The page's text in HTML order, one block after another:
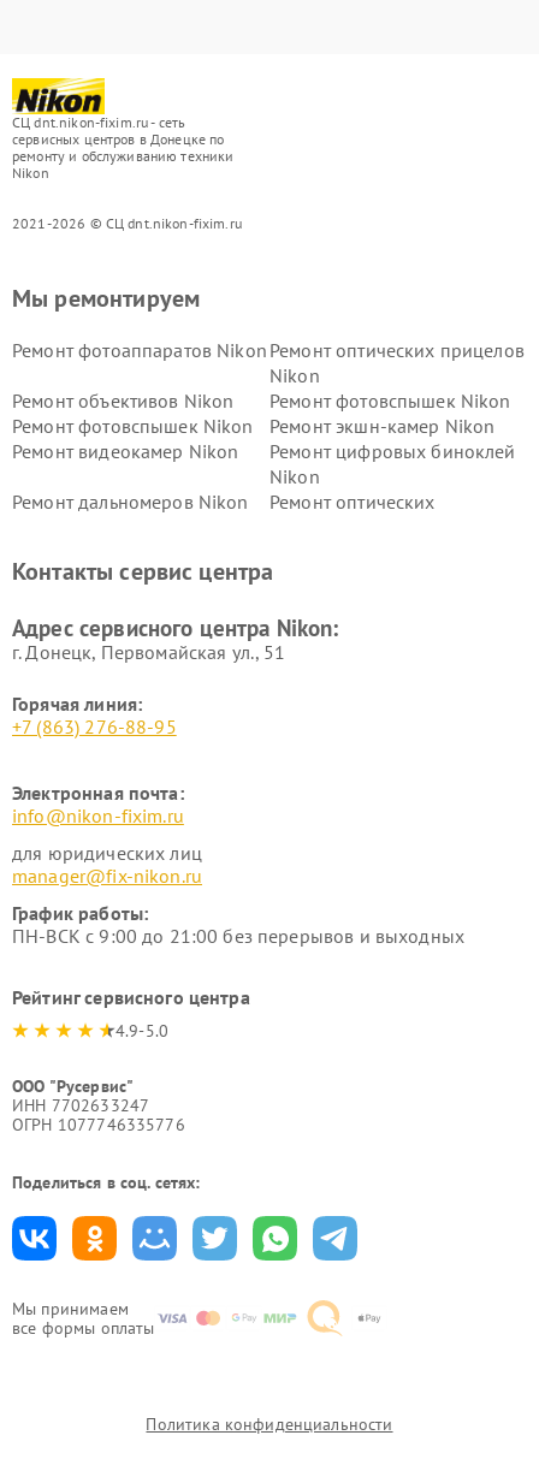
СЦ dnt.nikon-fixim.ru - сеть
сервисных центров в Донецке по
ремонту и обслуживанию техники
Nikon
2021-2026 © СЦ dnt.nikon-fixim.ru
Мы принимаем
все формы оплаты
Мы ремонтируем
Ремонт фотоаппаратов Nikon Ремонт оптических прицелов
Nikon
Ремонт объективов Nikon
Ремонт фотовспышек Nikon
Ремонт фотовспышек Nikon
Ремонт экшн-камер Nikon
Ремонт видеокамер Nikon
Ремонт цифровых биноклей
Nikon
Ремонт дальномеров Nikon
Ремонт оптических
Контакты сервис центра
Адрес сервисного центра Nikon:
г. Донецк, Первомайская ул., 51
Горячая линия:
+7 (863) 276-88-95
Электронная почта:
info@nikon-fixim.ru
для юридических лиц
manager@fix-nikon.ru
График работы:
ПН-ВСК с 9:00 до 21:00 без перерывов и выходных
Рейтинг сервисного центра
4.9-5.0
ООО "Русервис"
ИНН 7702633247
ОГРН 1077746335776
Поделиться в соц. сетях:
Политика конфиденциальности